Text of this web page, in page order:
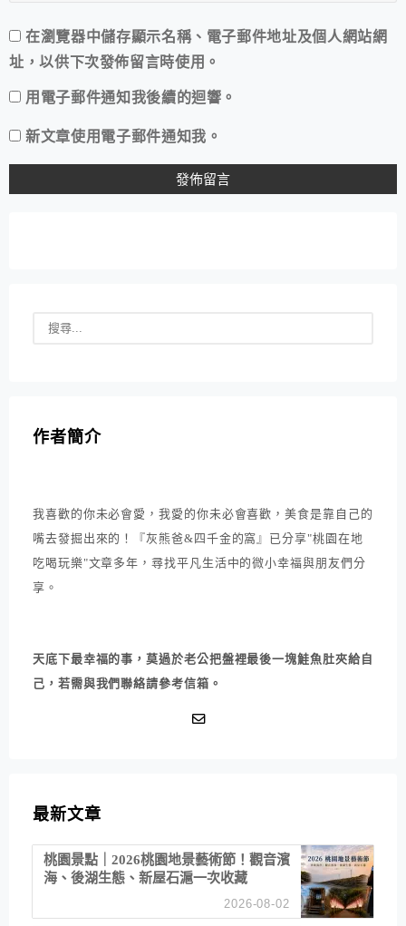
在瀏覽器中儲存顯示名稱、電子郵件地址及個人網站網
址，以供下次發佈留言時使用。
用電子郵件通知我後續的迴響。
新文章使用電子郵件通知我。
作者簡介
我喜歡的你未必會愛，我愛的你未必會喜歡，美食是靠自己的
嘴去發掘出來的！『灰熊爸&四千金的窩』已分享"桃園在地
吃喝玩樂"文章多年，尋找平凡生活中的微小幸福與朋友們分
享。
天底下最幸福的事，莫過於老公把盤裡最後一塊鮭魚肚夾給自
己，若需與我們聯絡請參考信箱。
最新文章
桃園景點｜2026桃園地景藝術節！觀音濱
海、後湖生態、新屋石滬一次收藏
2026-08-02